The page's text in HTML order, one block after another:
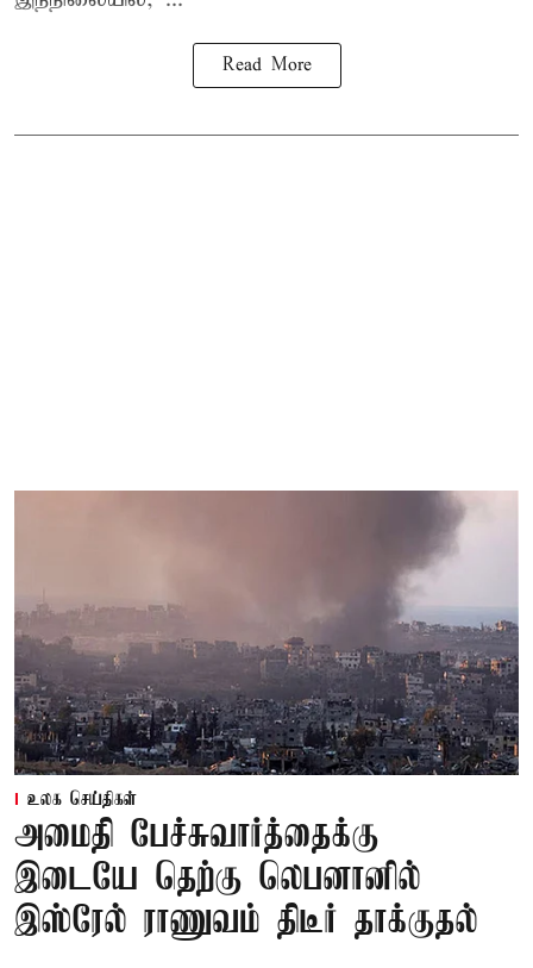
Read More
உலக செய்திகள்
அமைதி பேச்சுவார்த்தைக்கு
இடையே தெற்கு லெபனானில்
இஸ்ரேல் ராணுவம் திடீர் தாக்குதல்